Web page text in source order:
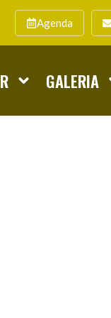
Agenda
GALERIA